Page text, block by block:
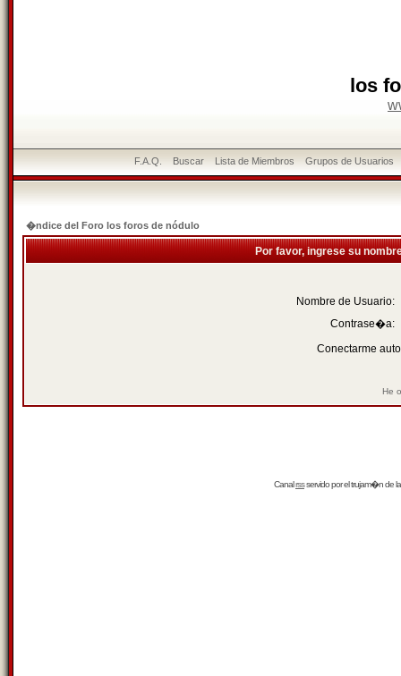
los
F.A.Q. Buscar Lista de Miembros Grupos de Usuarios
�ndice del Foro los foros de nódulo
Por favor, ingrese su
Nombre de Usuario:
Contrase�a:
Conectarme
He
Canalrssservido por eltrujam�nde